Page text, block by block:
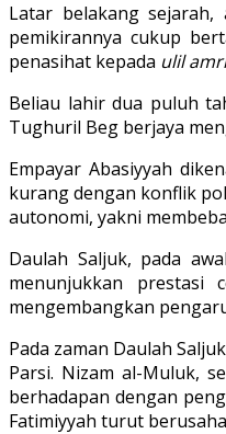
Latar belakang sejarah,
pemikirannya cukup
penasihat kepada ulil amri
Beliau lahir dua puluh
Tughuril Beg berjaya
Empayar Abasiyyah
kurang dengan konflik
autonomi, yakni
Daulah Saljuk, pada
menunjukkan prestasi
mengembangkan
Pada zaman Daulah
Parsi. Nizam al-Muluk,
berhadapan dengan
Fatimiyyah turut